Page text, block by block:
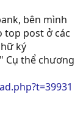
bên mình
top post ở các
ký
Cụ thể chương